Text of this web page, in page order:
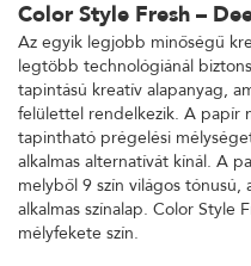
Color Style Fresh –
Az egyik legjobb minőségű
legtöbb technológiánál
tapintású kreatív alapanyag,
felülettel rendelkezik. A papír
tapintható prégelési
alkalmas alternatívát kínál. A
melyből 9 szín világos tónusú,
alkalmas színalap. Color Style
mélyfekete szín.